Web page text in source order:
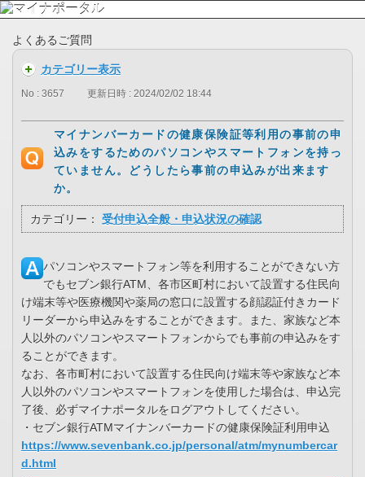
よくあるご質問
カテゴリー表示
No : 3657 更新日時 : 2024/02/02 18:44
マイナンバーカードの健康保険証等利用の事前の申
込みをするためのパソコンやスマートフォンを持っ
ていません。どうしたら事前の申込みが出来ます
か。
カテゴリー： 受付申込全般・申込状況の確認
パソコンやスマートフォン等を利用することができない方
でもセブン銀行ATM、各市区町村において設置する住民向
け端末等や医療機関や薬局の窓口に設置する顔認証付きカード
リーダーから申込みをすることができます。また、家族など本
人以外のパソコンやスマートフォンからでも事前の申込みをす
ることができます。
なお、各市町村において設置する住民向け端末等や家族など本
人以外のパソコンやスマートフォンを使用した場合は、申込完
了後、必ずマイナポータルをログアウトしてください。
・セブン銀行ATMマイナンバーカードの健康保険証利用申込
https://www.sevenbank.co.jp/personal/atm/mynumbercar
d.html